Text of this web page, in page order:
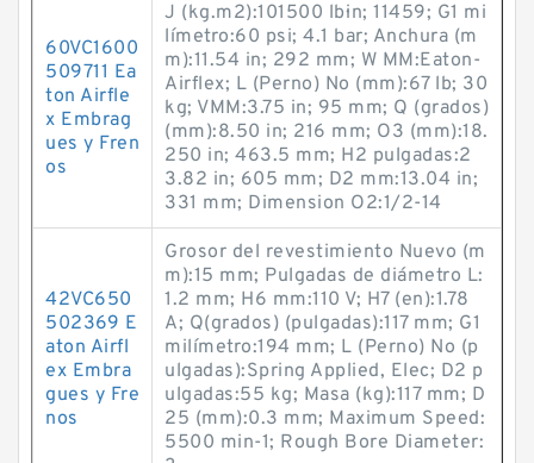
60VC1600
509711 Ea
ton Airfle
x Embrag
ues y Fren
os
J (kg.m2):101500 lb·in; 11459; G1 mi
límetro:60 psi; 4.1 bar; Anchura (m
m):11.54 in; 292 mm; W MM:Eaton-
Airflex; L (Perno) No (mm):67 lb; 30
kg; VMM:3.75 in; 95 mm; Q (grados)
(mm):8.50 in; 216 mm; O3 (mm):18.
250 in; 463.5 mm; H2 pulgadas:2
3.82 in; 605 mm; D2 mm:13.04 in;
331 mm; Dimension O2:1/2-14
42VC650
502369 E
aton Airfl
ex Embra
gues y Fre
nos
Grosor del revestimiento Nuevo (m
m):15 mm; Pulgadas de diámetro L:
1.2 mm; H6 mm:110 V; H7 (en):1.78
A; Q(grados) (pulgadas):117 mm; G1
milímetro:194 mm; L (Perno) No (p
ulgadas):Spring Applied, Elec; D2 p
ulgadas:55 kg; Masa (kg):117 mm; D
25 (mm):0.3 mm; Maximum Speed:
5500 min-1; Rough Bore Diameter: